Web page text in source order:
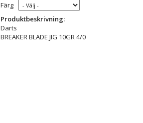
Färg
Produktbeskrivning:
Darts
BREAKER BLADE JIG 10GR 4/0